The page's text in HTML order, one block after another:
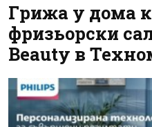
Грижа у дома
фризьорски
Beauty в